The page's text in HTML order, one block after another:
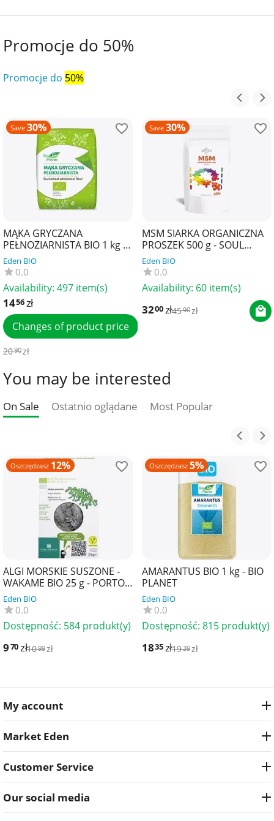
Promocje do 50%
Promocje do 50%
Save 30%
MĄKA GRYCZANA
PEŁNOZIARNISTA BIO 1 kg -
BIO PLANET
Eden BIO
0.0
Availability: 497 item(s)
1456zł
Changes of product price
2090zł
Save 30%
MSM SIARKA ORGANICZNA
PROSZEK 500 g - SOUL
FARM
Eden BIO
0.0
Availability: 60 item(s)
3200zł4590zł
You may be interested
On Sale Ostatnio oglądane Most Popular
Oszczędzasz 12%
ALGI MORSKIE SUSZONE -
WAKAME BIO 25 g - PORTO
MUINOS
Eden BIO
0.0
Dostępność: 584 produkt(y)
970zł1099zł
Oszczędzasz 5%
AMARANTUS BIO 1 kg - BIO
PLANET
Eden BIO
0.0
Dostępność: 815 produkt(y)
1835zł1939zł
My account
Market Eden
Customer Service
Our social media